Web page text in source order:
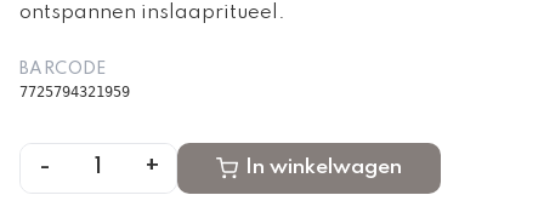
ontspannen inslaapritueel.
BARCODE
7725794321959
- + In winkelwagen